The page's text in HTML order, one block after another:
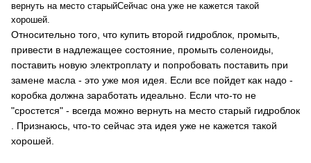
вернуть на место старыйСейчас она уже не кажется такой
хорошей.
Относительно того, что купить второй гидроблок, промыть,
привести в надлежащее состояние, промыть соленоиды,
поставить новую электроплату и попробовать поставить при
замене масла - это уже моя идея. Если все пойдет как надо -
коробка должна заработать идеально. Если что-то не
"сростется" - всегда можно вернуть на место старый гидроблок
. Признаюсь, что-то сейчас эта идея уже не кажется такой
хорошей.